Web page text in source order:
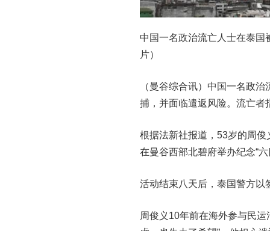
中国一名政治流亡人士在泰
片）
（曼谷综合讯）中国一名政
捕，并面临遣返风险。流亡者
根据法新社报道，53岁的周俊
在曼谷西部北碧府举办纪念“六
活动结束八天后，泰国警方以
周俊义10年前在海外参与民